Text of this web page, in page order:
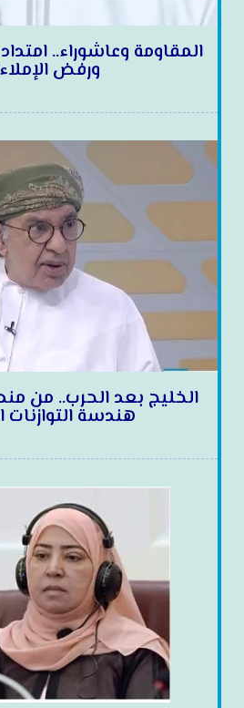
المقاومة وعاشوراء..
ورفض
الخليج بعد الحرب.. من
هندسة التوازنات